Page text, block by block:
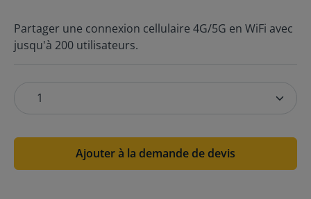
Partager une connexion cellulaire 4G/5G en WiFi avec
jusqu'à 200 utilisateurs.
Ajouter à la demande de devis